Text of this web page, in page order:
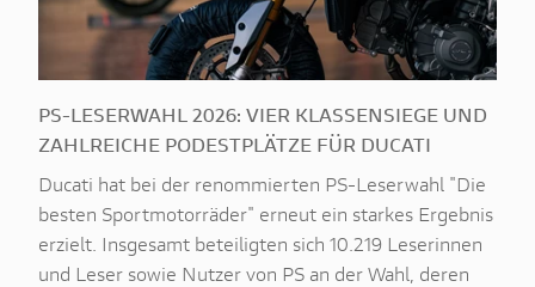
PS-LESERWAHL 2026: VIER KLASSENSIEGE UND
ZAHLREICHE PODESTPLÄTZE FÜR DUCATI
Ducati hat bei der renommierten PS-Leserwahl "Die
besten Sportmotorräder" erneut ein starkes Ergebnis
erzielt. Insgesamt beteiligten sich 10.219 Leserinnen
und Leser sowie Nutzer von PS an der Wahl, deren